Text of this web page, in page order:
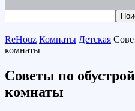
ReHouz Комнаты Детская
комнаты
Советы по
комнаты